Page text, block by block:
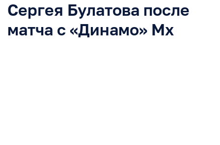
Сергея Булатова после
матча с «Динамо» Мх